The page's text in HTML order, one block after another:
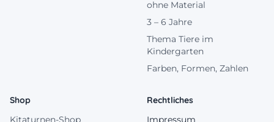
ohne Material
3 – 6 Jahre
Thema Tiere im
Kindergarten
Farben, Formen, Zahlen
Shop
Kitaturnen-Shop
Rechtliches
Impressum